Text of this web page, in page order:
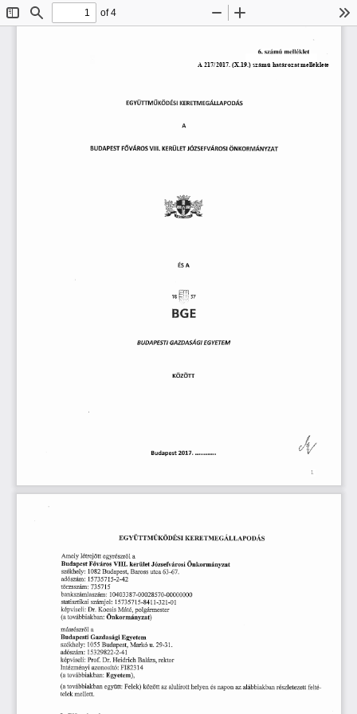
ToggleFind
of 4
Zoom
6.   számú
  melléklet
EGYÜTTMŰKÖDÉSI
  KERETMEGÁLLAPODÁS
A
BUDAPEST
  FŐVÁROS
VIII.
  KERÜLET
JÓZSEFVÁROSI
  ÖNKORMÁNYZAT
ÉS   A
BUDAPESTI
  GAZDASÁGI
    EGYETEM
KÖZÖTT
Budapest
  2017.